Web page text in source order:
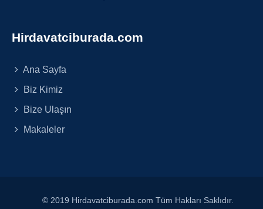
Hirdavatciburada.com
Ana Sayfa
Biz Kimiz
Bize Ulaşın
Makaleler
© 2019 Hirdavatciburada.com Tüm Hakları Saklıdır.